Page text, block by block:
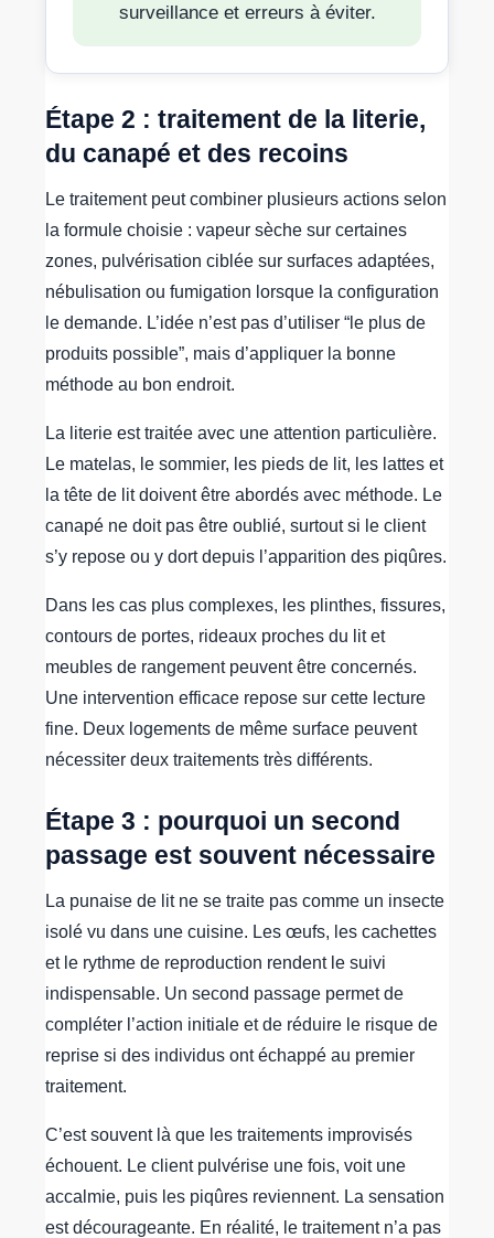
surveillance et erreurs à éviter.
Étape 2 : traitement de la literie,
du canapé et des recoins
Le traitement peut combiner plusieurs actions selon
la formule choisie : vapeur sèche sur certaines
zones, pulvérisation ciblée sur surfaces adaptées,
nébulisation ou fumigation lorsque la configuration
le demande. L’idée n’est pas d’utiliser “le plus de
produits possible”, mais d’appliquer la bonne
méthode au bon endroit.
La literie est traitée avec une attention particulière.
Le matelas, le sommier, les pieds de lit, les lattes et
la tête de lit doivent être abordés avec méthode. Le
canapé ne doit pas être oublié, surtout si le client
s’y repose ou y dort depuis l’apparition des piqûres.
Dans les cas plus complexes, les plinthes, fissures,
contours de portes, rideaux proches du lit et
meubles de rangement peuvent être concernés.
Une intervention efficace repose sur cette lecture
fine. Deux logements de même surface peuvent
nécessiter deux traitements très différents.
Étape 3 : pourquoi un second
passage est souvent nécessaire
La punaise de lit ne se traite pas comme un insecte
isolé vu dans une cuisine. Les œufs, les cachettes
et le rythme de reproduction rendent le suivi
indispensable. Un second passage permet de
compléter l’action initiale et de réduire le risque de
reprise si des individus ont échappé au premier
traitement.
C’est souvent là que les traitements improvisés
échouent. Le client pulvérise une fois, voit une
accalmie, puis les piqûres reviennent. La sensation
est décourageante. En réalité, le traitement n’a pas